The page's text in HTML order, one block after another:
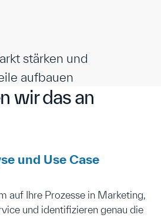
stärken und
aufbauen
wir das an
und Use Case
auf Ihre Prozesse in Marketing,
und identifizieren genau die